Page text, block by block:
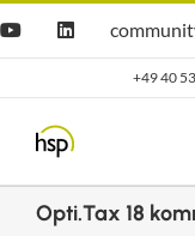
YouTubeLinkedIn
Hsp
+49 40
Opti.Tax 18